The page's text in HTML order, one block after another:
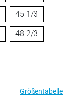
45 1/3
48 2/3
Größentabelle